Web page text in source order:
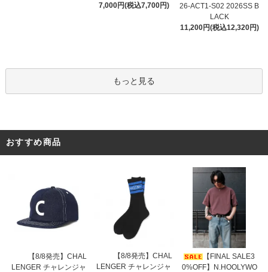
7,000円(税込7,700円)
26-ACT1-S02 2026SS B
LACK
11,200円(税込12,320円)
もっと見る
おすすめ商品
【8/8発売】CHAL
LENGER チャレンジャ
【8/8発売】CHAL
LENGER チャレンジャ
【FINAL SALE3
0%OFF】N.HOOLYWO